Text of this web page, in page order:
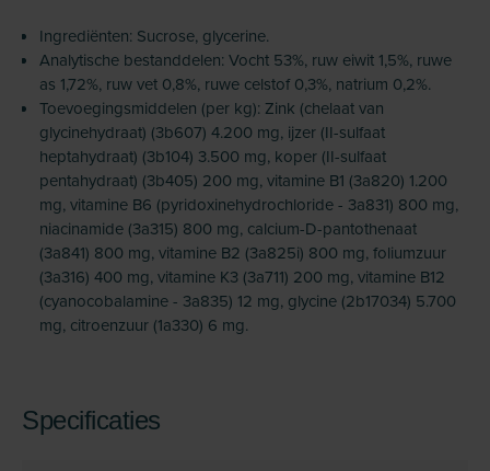
Ingrediënten: Sucrose, glycerine.
Analytische bestanddelen: Vocht 53%, ruw eiwit 1,5%, ruwe
as 1,72%, ruw vet 0,8%, ruwe celstof 0,3%, natrium 0,2%.
Toevoegingsmiddelen (per kg): Zink (chelaat van
glycinehydraat) (3b607) 4.200 mg, ijzer (II-sulfaat
heptahydraat) (3b104) 3.500 mg, koper (II-sulfaat
pentahydraat) (3b405) 200 mg, vitamine B1 (3a820) 1.200
mg, vitamine B6 (pyridoxinehydrochloride - 3a831) 800 mg,
niacinamide (3a315) 800 mg, calcium-D-pantothenaat
(3a841) 800 mg, vitamine B2 (3a825i) 800 mg, foliumzuur
(3a316) 400 mg, vitamine K3 (3a711) 200 mg, vitamine B12
(cyanocobalamine - 3a835) 12 mg, glycine (2b17034) 5.700
mg, citroenzuur (1a330) 6 mg.
Specificaties